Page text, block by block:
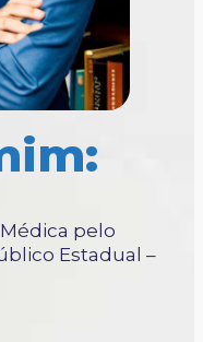
pelo
Estadual –